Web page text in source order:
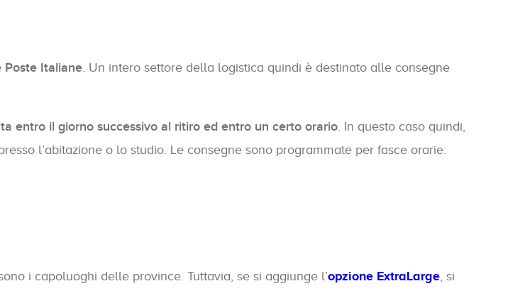
Poste Italiane. Un intero settore della logistica quindi è destinato alle consegne
entro il giorno successivo al ritiro ed entro un certo orario. In questo caso quindi,
l’abitazione o lo studio. Le consegne sono programmate per fasce orarie:
i capoluoghi delle province. Tuttavia, se si aggiunge l’opzione ExtraLarge, si